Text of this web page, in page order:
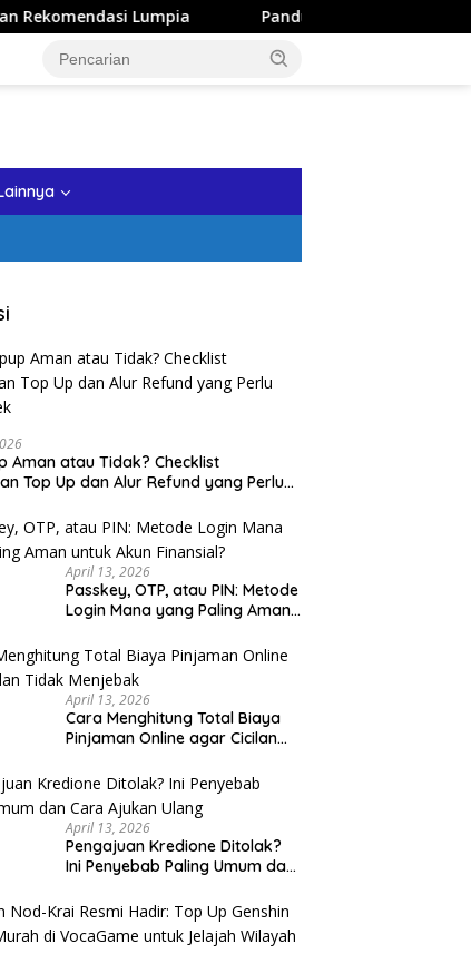
Panduan Wisata Keluarga ke Kota Batu:
Aman atau Tidak? Checklist
Top Up dan Alur Refund yang Perlu
April 13, 2026
Passkey, OTP, atau PIN: Metode
Login Mana yang Paling Aman
April 13, 2026
Cara Menghitung Total Biaya
Pinjaman Online agar Cicilan
April 13, 2026
Pengajuan Kredione Ditolak?
Ini Penyebab Paling Umum dan